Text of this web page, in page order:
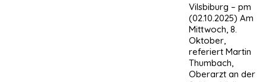
Vilsbiburg – pm
(02.10.2025) Am
Mittwoch, 8.
Oktober,
referiert Martin
Thumbach,
Oberarzt an der